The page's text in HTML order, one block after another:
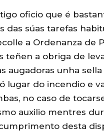
oficio que é
das súas tarefas
a Ordenanza de
teñen a obriga de
augadoras unha
lugar do incendio e
no caso de
auxilio mentres
desta